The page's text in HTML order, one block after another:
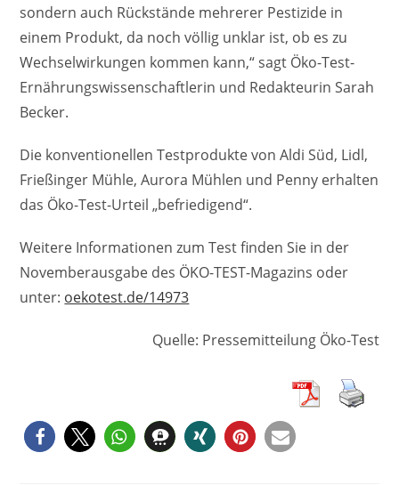
sondern auch Rückstände mehrerer Pestizide in
einem Produkt, da noch völlig unklar ist, ob es zu
Wechselwirkungen kommen kann,“ sagt Öko-Test-
Ernährungswissenschaftlerin und Redakteurin Sarah
Becker.
Die konventionellen Testprodukte von Aldi Süd, Lidl,
Frießinger Mühle, Aurora Mühlen und Penny erhalten
das Öko-Test-Urteil „befriedigend“.
Weitere Informationen zum Test finden Sie in der
Novemberausgabe des ÖKO-TEST-Magazins oder
unter: oekotest.de/14973
Quelle: Pressemitteilung Öko-Test